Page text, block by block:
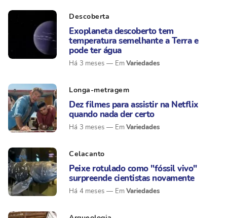
Descoberta
Exoplaneta descoberto tem
temperatura semelhante a Terra e
pode ter água
Há 3 meses Variedades
Longa-metragem
Dez filmes para assistir na Netflix
quando nada der certo
Há 3 meses Variedades
Celacanto
Peixe rotulado como "fóssil vivo"
surpreende cientistas novamente
Há 4 meses Variedades